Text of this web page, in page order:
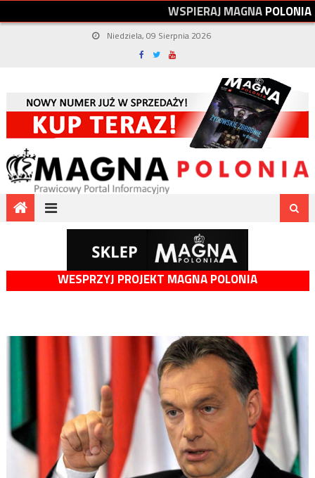
WSPIERAJMAGNAPOLONIA
Niedziela, 09 Sierpnia 2026
WESPRZYJ PROJEKT MAGNA POLONIA